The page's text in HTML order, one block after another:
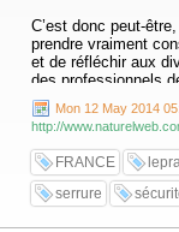
C’est donc peut-
prendre vraiment
et de réfléchir aux
des professionnels
sécurité de votre
personnelle et le
Vous pouvez
références, les
existants et qui
même la peine d’y
........................
Mon 12 May 2014
http://
FRANCE
serrure